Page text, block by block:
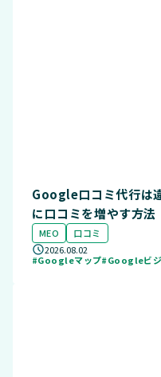
Google口コミ代行は
に口コミを増やす方法
MEO
口コミ
2026.08.02
#Googleマップ#Googleビジ